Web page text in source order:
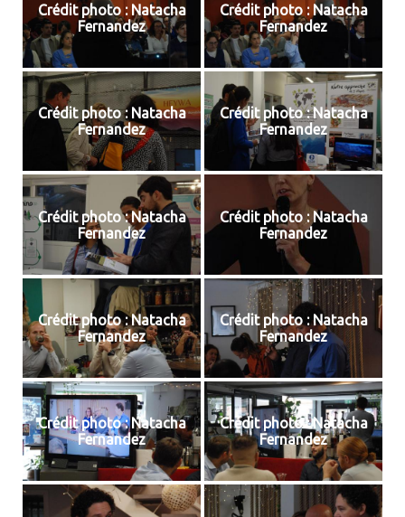
Crédit photo : Natacha
Fernandez
Crédit photo : Natacha
Fernandez
Crédit photo : Natacha
Fernandez
Crédit photo : Natacha
Fernandez
Crédit photo : Natacha
Fernandez
Crédit photo : Natacha
Fernandez
Crédit photo : Natacha
Fernandez
Crédit photo : Natacha
Fernandez
Crédit photo : Natacha
Fernandez
Crédit photo : Natacha
Fernandez